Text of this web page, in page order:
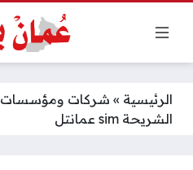
الرئيسية » شركات ومؤسسات
الشريحة sim عمانتل